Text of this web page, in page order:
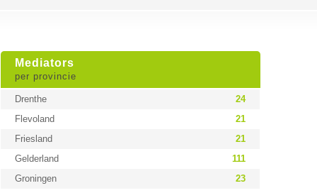
Mediators
per provincie
Drenthe
24
Flevoland
21
Friesland
21
Gelderland
111
Groningen
23